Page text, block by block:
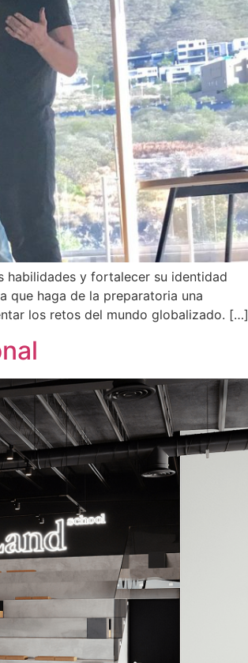
habilidades y fortalecer su identidad
que haga de la preparatoria una
los retos del mundo globalizado. […]